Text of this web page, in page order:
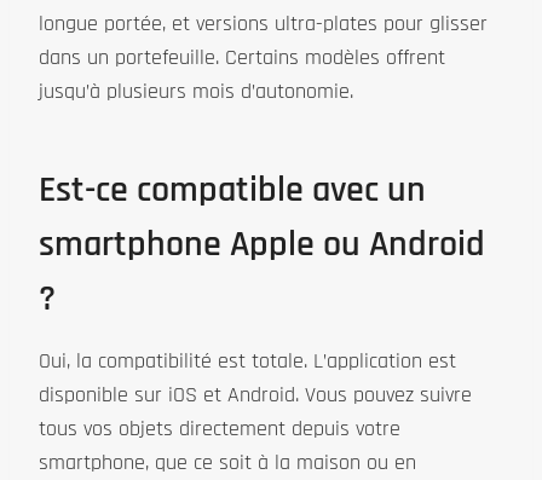
longue portée, et versions ultra-plates pour glisser
dans un portefeuille. Certains modèles offrent
jusqu’à plusieurs mois d’autonomie.
Est-ce compatible avec un
smartphone Apple ou Android
?
Oui, la compatibilité est totale. L’application est
disponible sur iOS et Android. Vous pouvez suivre
tous vos objets directement depuis votre
smartphone, que ce soit à la maison ou en